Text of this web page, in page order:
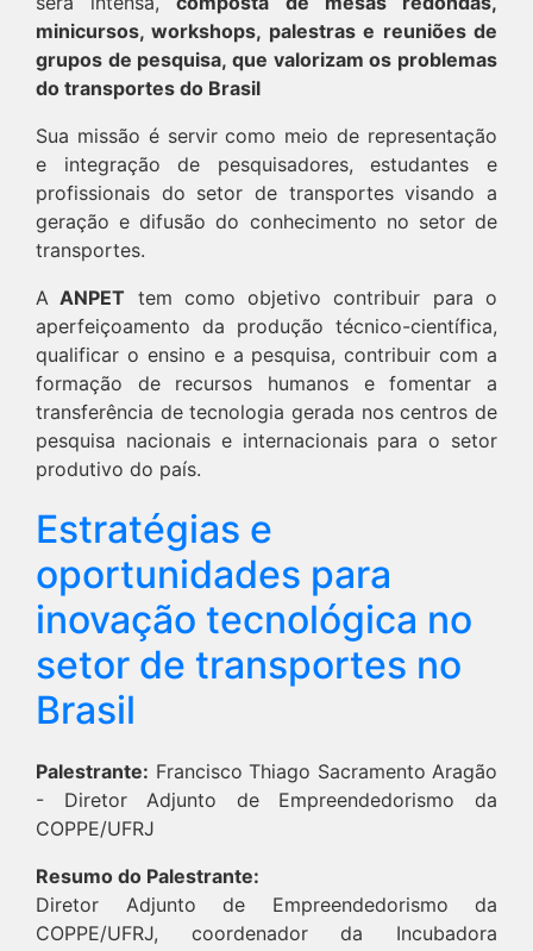
minicursos, workshops, palestras e reuniões de
grupos de pesquisa, que valorizam os problemas
do transportes do Brasil
Sua missão é servir como meio de representação
e integração de pesquisadores, estudantes e
profissionais do setor de transportes visando a
geração e difusão do conhecimento no setor de
transportes.
A ANPET tem como objetivo contribuir para o
aperfeiçoamento da produção técnico-científica,
qualificar o ensino e a pesquisa, contribuir com a
formação de recursos humanos e fomentar a
transferência de tecnologia gerada nos centros de
pesquisa nacionais e internacionais para o setor
produtivo do país.
Estratégias e
oportunidades para
inovação tecnológica no
setor de transportes no
Brasil
Palestrante: Francisco Thiago Sacramento Aragão
- Diretor Adjunto de Empreendedorismo da
COPPE/UFRJ
Resumo do Palestrante:
Diretor Adjunto de Empreendedorismo da
COPPE/UFRJ, coordenador da Incubadora